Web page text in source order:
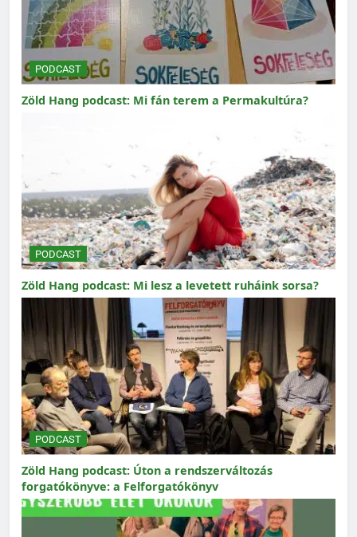
PODCAST
Zöld Hang podcast: Mi fán terem a Permakultúra?
PODCAST
Zöld Hang podcast: Mi lesz a levetett ruháink sorsa?
PODCAST
Zöld Hang podcast: Úton a rendszerváltozás
forgatókönyve: a Felforgatókönyv